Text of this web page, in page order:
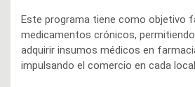
Este programa tiene como objetivo
medicamentos crónicos,
adquirir insumos médicos en
impulsando el comercio en cada